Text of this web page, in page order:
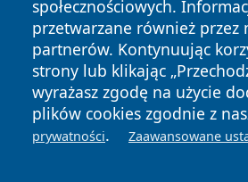
społecznościowych.
przetwarzane również przez
partnerów. Kontynuując
strony lub klikając
wyrażasz zgodę na użycie
plików cookies zgodnie z
prywatności. Zaawansowane
News Autorzy
Polityka
Prywatności